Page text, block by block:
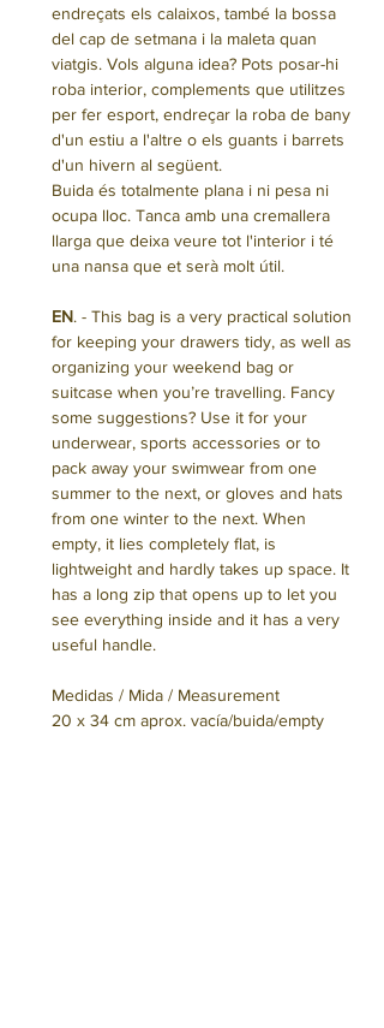
endreçats els calaixos, també la bossa
del cap de setmana i la maleta quan
viatgis. Vols alguna idea? Pots posar-hi
roba interior, complements que utilitzes
per fer esport, endreçar la roba de bany
d'un estiu a l'altre o els guants i barrets
d'un hivern al següent.
Buida és totalmente plana i ni pesa ni
ocupa lloc. Tanca amb una cremallera
llarga que deixa veure tot l'interior i té
una nansa que et serà molt útil.
EN. - This bag is a very practical solution
for keeping your drawers tidy, as well as
organizing your weekend bag or
suitcase when you’re travelling. Fancy
some suggestions? Use it for your
underwear, sports accessories or to
pack away your swimwear from one
summer to the next, or gloves and hats
from one winter to the next. When
empty, it lies completely flat, is
lightweight and hardly takes up space. It
has a long zip that opens up to let you
see everything inside and it has a very
useful handle.
Medidas / Mida / Measurement
20 x 34 cm aprox. vacía/buida/empty